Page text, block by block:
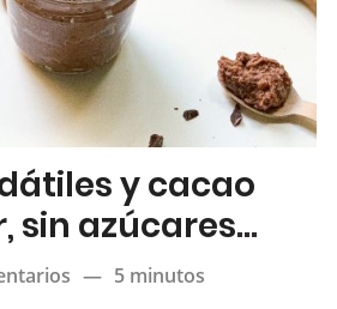
y cacao
sin azúcares
— 5 minutos